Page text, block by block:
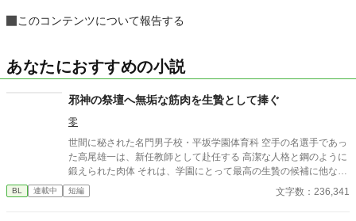
このコンテンツについて報告する
あなたにおすすめの小説
邪神の祭壇へ無垢な筋肉を生贄として捧ぐ
零
世間に秘された名門男子校・平坂学園体育科 空手の名選手であっ
た高尾雄一は、新任教師として赴任する 高潔な人格と鋼のように
鍛えられた肉体 それは、学園にとって最高の生贄の候補に他なら
なかった 至高の筋肉を持つ、精神を削られ意志をなくした青年を
太古の神に捧げるため、“水”、“風”、“土”の信奉者達が暗躍する 意
BL 連載中 短編 文字数：236,341